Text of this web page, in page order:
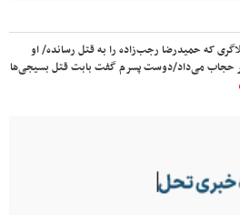
که حمیدرضا رجب‌زاده را به قتل رسانده/ او
حجاب می‌داد/دوست پسرم گفت بابت قتل بسیجی‌ها